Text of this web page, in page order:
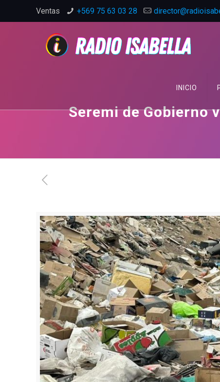
Ventas +569 75 63 03 28
INICIO
Seremi de Gobierno